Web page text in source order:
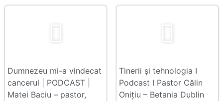
Dumnezeu mi-a vindecat
cancerul | PODCAST |
Matei Baciu – pastor,
Tinerii şi tehnologia I
Podcast I Pastor Călin
Onițiu – Betania Dublin